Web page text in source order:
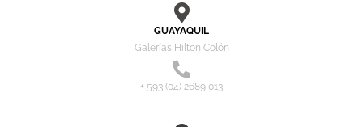
GUAYAQUIL
Galerías Hilton Colón
+ 593 (04) 2689 013